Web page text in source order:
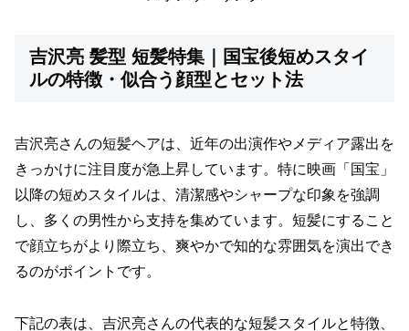
吉沢亮 髪型 短髪特集｜国宝後短めスタイ
ルの特徴・似合う顔型とセット法
吉沢亮さんの短髪ヘアは、近年の出演作やメディア露出を
きっかけに注目度が急上昇しています。特に映画「国宝」
以降の短めスタイルは、清潔感やシャープな印象を強調
し、多くの男性から支持を集めています。短髪にすること
で顔立ちがより際立ち、爽やかで知的な雰囲気を演出でき
るのがポイントです。
下記の表は、吉沢亮さんの代表的な短髪スタイルと特徴、